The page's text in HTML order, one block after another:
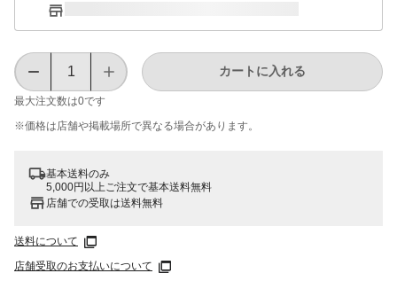
最大注文数は0です
カートに入れる
※価格は​店舗や​掲載場所で​異なる​場合が​あります。
基本送料のみ
5,000円以上ご注文で基本送料無料
店舗での受取は送料無料
送料について
店舗受取のお支払いについて